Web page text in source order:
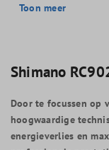
Toon meer
Shimano
Door te focussen op
hoogwaardige
energieverlies en